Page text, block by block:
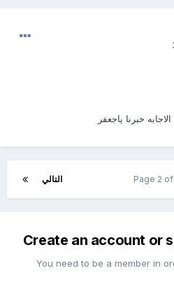
خبرنا ياجعفر
التالي Page 2
Create an account or
You need to be a member in